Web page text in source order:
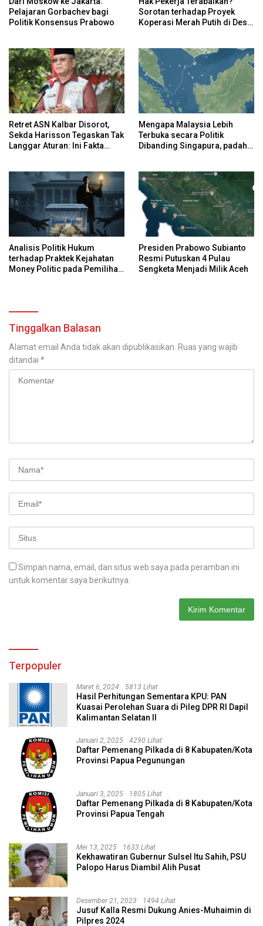
Pelajaran Gorbachev bagi
Politik Konsensus Prabowo
Sorotan terhadap Proyek
Koperasi Merah Putih di Desa
Retret ASN Kalbar Disorot,
Sekda Harisson Tegaskan Tak
Langgar Aturan: Ini Fakta
Mengapa Malaysia Lebih
Terbuka secara Politik
Dibanding Singapura, padahal
Analisis Politik Hukum
terhadap Praktek Kejahatan
Money Politic pada Pemilihan
Presiden Prabowo Subianto
Resmi Putuskan 4 Pulau
Sengketa Menjadi Milik Aceh
Tinggalkan Balasan
Alamat email Anda tidak akan dipublikasikan. Ruas yang wajib
ditandai *
Simpan nama, email, dan situs web saya pada peramban ini
untuk komentar saya berikutnya.
Terpopuler
Maret 6, 2024 5813 Lihat
Hasil Perhitungan Sementara KPU: PAN
Kuasai Perolehan Suara di Pileg DPR RI Dapil
Kalimantan Selatan II
Januari 2, 2025 4290 Lihat
Daftar Pemenang Pilkada di 8 Kabupaten/Kota
Provinsi Papua Pegunungan
Januari 3, 2025 1805 Lihat
Daftar Pemenang Pilkada di 8 Kabupaten/Kota
Provinsi Papua Tengah
Mei 13, 2025 1633 Lihat
Kekhawatiran Gubernur Sulsel Itu Sahih, PSU
Palopo Harus Diambil Alih Pusat
Desember 21, 2023 1494 Lihat
Jusuf Kalla Resmi Dukung Anies-Muhaimin di
Pilpres 2024